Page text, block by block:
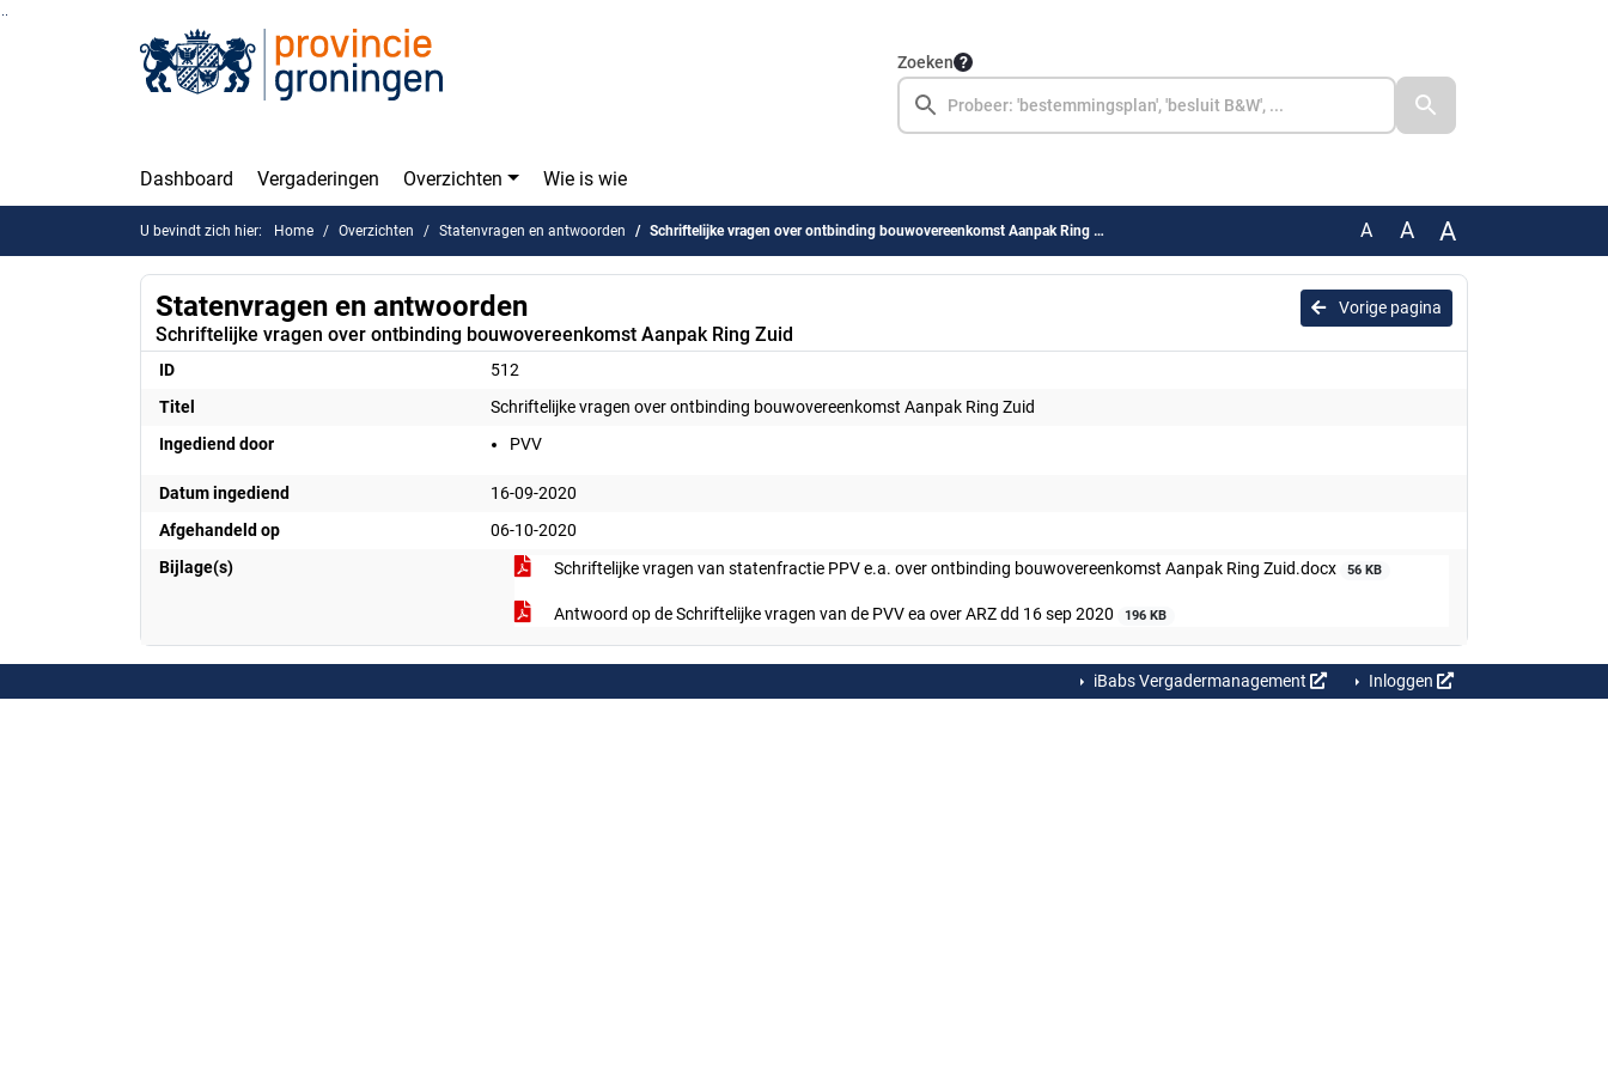
Ga naar de inhoud van deze pagina
Zoeken
Dashboard Vergaderingen Overzichten Wie is wie
U bevindt zich hier: Home Overzichten Statenvragen en antwoorden Schriftelijke vragen over ontbinding bouwovereenkomst Aanpak Ring Zuid A A A
Vorige pagina
Statenvragen en antwoorden
Schriftelijke vragen over ontbinding bouwovereenkomst Aanpak Ring Zuid
ID
512
Titel
Schriftelijke vragen over ontbinding bouwovereenkomst Aanpak Ring Zuid
Ingediend door
PVV
Datum ingediend
16-09-2020
Afgehandeld op
06-10-2020
Bijlage(s)
Schriftelijke vragen van statenfractie PPV e.a. over ontbinding bouwovereenkomst Aanpak Ring Zuid.docx 56 KB
Antwoord op de Schriftelijke vragen van de PVV ea over ARZ dd 16 sep 2020 196 KB
iBabs Vergadermanagement Inloggen